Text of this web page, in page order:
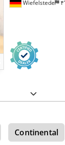
Wiefelstede
Continental